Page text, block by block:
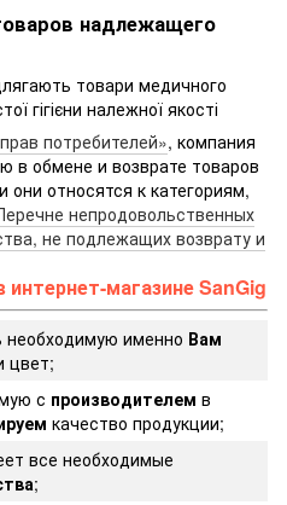
надлежащего
товари медичного
гігієни належної якості
потребителей», компания
в обмене и возврате товаров
относятся к категориям,
непродовольственных
не подлежащих возврату и
интернет-магазине SanGig
именно Вам
цвет;
с производителем в
качество продукции;
все необходимые
;